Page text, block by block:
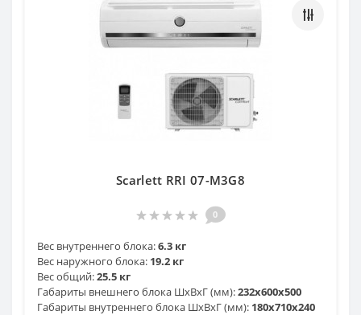
Scarlett RRI 07-M3G8
0
Вес внутреннего блока:6.3 кг
Вес наружного блока: 19.2 кг
Вес общий:25.5 кг
Габариты внешнего блока ШхВхГ (мм):232x600x500
Габариты внутреннего блока ШхВхГ (мм): 180x710x240